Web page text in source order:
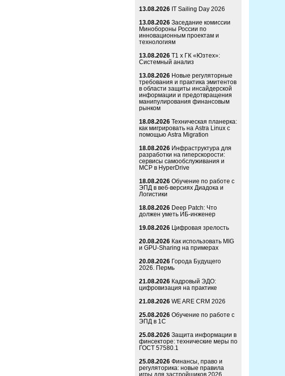
13.08.2026 IT Sailing Day 2026
13.08.2026 Заседание комиссии
Минобороны России по
инновационным проектам и
технологиям
13.08.2026 Т1 x ГК «Юзтех»:
Системный анализ
13.08.2026 Новые регуляторные
требования и практика эмитентов
в области защиты инсайдерской
информации и предотвращения
манипулирования финансовым
рынком
18.08.2026 Техническая планерка:
как мигрировать на Astra Linux с
помощью Astra Migration
18.08.2026 Инфраструктура для
разработки на гиперскорости:
сервисы самообслуживания и
MCP в HyperDrive
18.08.2026 Обучение по работе с
ЭПД в веб-версиях Диадока и
Логистики
18.08.2026 Deep Patch: Что
должен уметь ИБ-инженер
19.08.2026 Цифровая зрелость
20.08.2026 Как использовать MIG
и GPU-Sharing на примерах
20.08.2026 Города Будущего
2026. Пермь
21.08.2026 Кадровый ЭДО:
цифровизация на практике
21.08.2026 WE ARE CRM 2026
25.08.2026 Обучение по работе с
ЭПД в 1С
25.08.2026 Защита информации в
финсекторе: технические меры по
ГОСТ 57580.1
25.08.2026 Финансы, право и
регуляторика: новые правила